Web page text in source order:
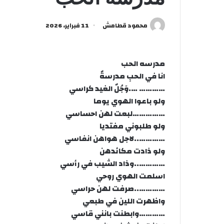
محمود قطامش 11 فبراير، 2026
مدرسه الحب
انا في الحبِ مدرسةٌ
………… ….وٓجُلٌ الغيد كراسي
ولو باعوا الهوي يوما
……………لبعت لهن احساسي
ولو طلبوني مفتديا
…………..لاجل هواهن انفاسي
ولو ذادت مكائدهن
…………..وذاد الشيب في رأسي
اسلمت الهوي روحي
…………..صرفت لهن حراسي
واظهرت اللين في طبعي
…………وابطنت بانني قاسي